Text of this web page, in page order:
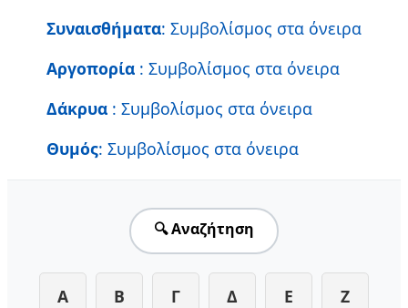
Συναισθήματα: Συμβολίσμος στα όνειρα
Αργοπορία : Συμβολίσμος στα όνειρα
Δάκρυα : Συμβολίσμος στα όνειρα
Θυμός: Συμβολίσμος στα όνειρα
🔍 Αναζήτηση
Α Β Γ Δ Ε Ζ